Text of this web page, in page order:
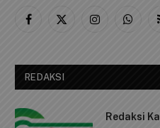
Facebook
X
Instagram
REDAKSI
Redaksi